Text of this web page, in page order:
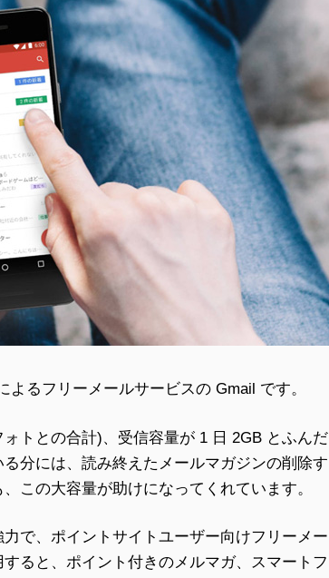
るフリーメールサービスの Gmail です。
トとの合計)、受信容量が 1 日 2GB とふんだ
分には、読み終えたメールマガジンの削除す
この大容量が助けになってくれています。
で、ポイントサイトユーザー向けフリーメー
ると、ポイント付きのメルマガ、スマートフ